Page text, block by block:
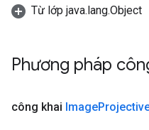
Từ lớp java.lang.Object
Phương pháp
công khai Image